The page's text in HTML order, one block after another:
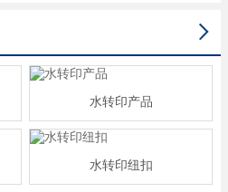

水转印产品
水转印纽扣